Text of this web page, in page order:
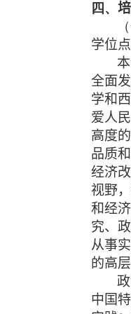
四、
学位点
全面
学和
爱人
高度
品质
经济
视野
和经
究、
从事
的高
中国